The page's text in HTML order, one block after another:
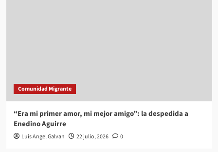
Comunidad Migrante
“Era mi primer amor, mi mejor amigo”: la despedida a
Enedino Aguirre
Luis Angel Galvan 22 julio, 2026 0